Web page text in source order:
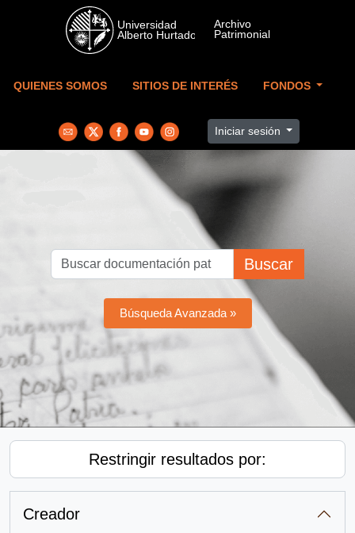
Skip to main content
QUIENES SOMOS SITIOS DE INTERÉS FONDOS
Iniciar sesión
Buscar
Búsqueda Avanzada »
Restringir resultados por:
Creador